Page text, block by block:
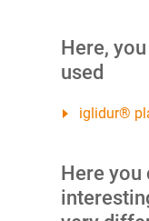
Here,
used
iglidur®
Here